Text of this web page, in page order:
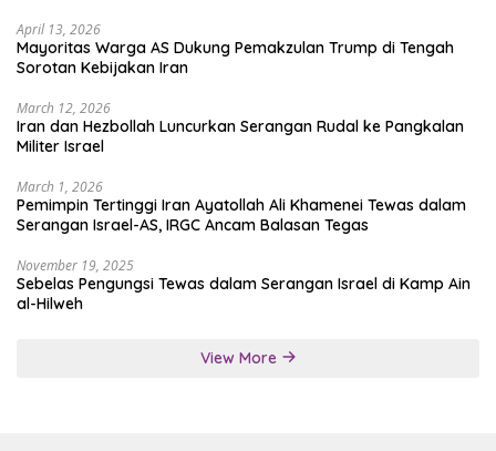
April 13, 2026
Mayoritas Warga AS Dukung Pemakzulan Trump di Tengah
Sorotan Kebijakan Iran
March 12, 2026
Iran dan Hezbollah Luncurkan Serangan Rudal ke Pangkalan
Militer Israel
March 1, 2026
Pemimpin Tertinggi Iran Ayatollah Ali Khamenei Tewas dalam
Serangan Israel-AS, IRGC Ancam Balasan Tegas
November 19, 2025
Sebelas Pengungsi Tewas dalam Serangan Israel di Kamp Ain
al-Hilweh
View More